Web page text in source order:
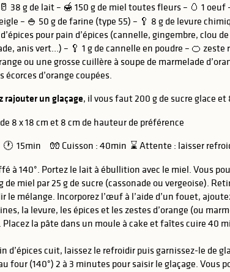
🥛 38 g de lait – 🍯 150 g de miel toutes fleurs – 🥚 1 oeuf
– 🍚 50 g de farine (type 55) – 🥄 8 g de levure
pour pain d’épices (cannelle, gingembre, clou
anis vert…) – 🥄 1 g de cannelle en poudre – 🍊 zeste
ou une grosse cuillère à soupe de marmelade
écorces d’orange coupées.
rajouter un glaçage, il vous faut 200 g de sucre glace et
8 x 18 cm et 8 cm de hauteur de préférence
🕐 15min 🧤 Cuisson : 40min ⌛ Attente : laisser
à 140°. Portez le lait à ébullition avec le miel. Vous
de miel par 25 g de sucre (cassonade ou vergeoise).
le mélange. Incorporez l’œuf à l’aide d’un fouet,
la levure, les épices et les zestes d’orange (ou
Placez la pâte dans un moule à cake et faîtes cuire 40
d’épices cuit, laissez le refroidir puis garnissez-le de
four (140°) 2 à 3 minutes pour saisir le glaçage. Vous